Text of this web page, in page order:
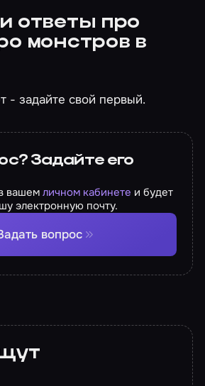
ответы про
монстров в
- задайте свой первый.
Задайте его
вашемличном кабинете и будет
электронную почту.
вопрос